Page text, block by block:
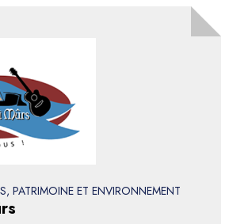
PATRIMOINE ET ENVIRONNEMENT